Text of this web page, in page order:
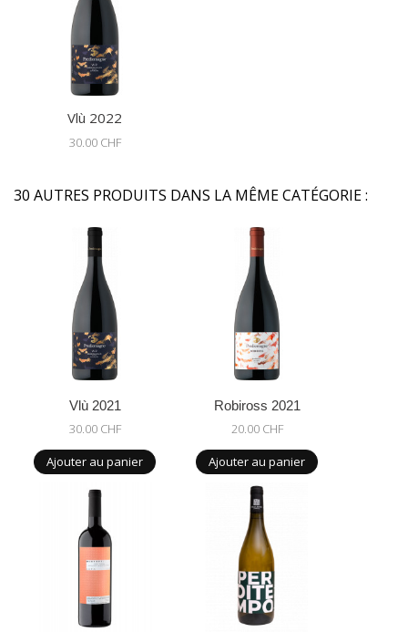
Vlù 2022
30.00 CHF
30 AUTRES PRODUITS DANS LA MÊME CATÉGORIE :
Vlù 2021
30.00 CHF
Ajouter au panier
Robiross 2021
20.00 CHF
Ajouter au panier